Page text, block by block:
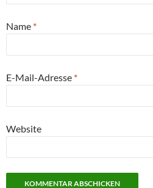
Name *
E-Mail-Adresse *
Website